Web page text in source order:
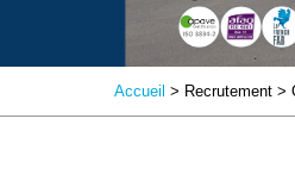
Accueil > Recrutement >